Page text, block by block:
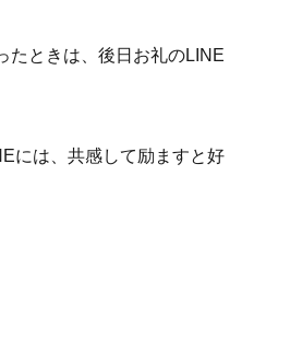
たときは、後日お礼のLINE
には、共感して励ますと好